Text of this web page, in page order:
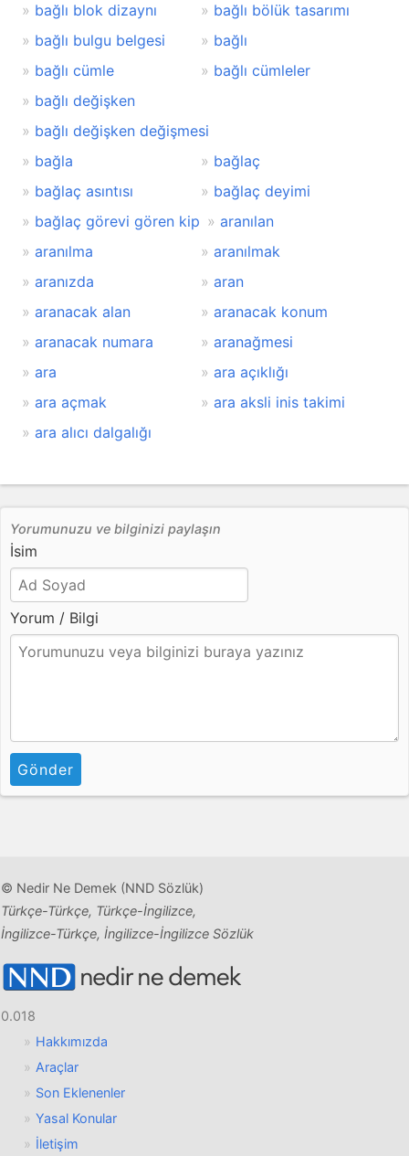
bağlı blok dizaynı
bağlı bölük tasarımı
bağlı bulgu belgesi
bağlı
bağlı cümle
bağlı cümleler
bağlı değişken
bağlı değişken değişmesi
bağla
bağlaç
bağlaç asıntısı
bağlaç deyimi
bağlaç görevi gören kip
aranılan
aranılma
aranılmak
aranızda
aran
aranacak alan
aranacak konum
aranacak numara
aranağmesi
ara
ara açıklığı
ara açmak
ara aksli inis takimi
ara alıcı dalgalığı
Yorumunuzu ve bilginizi paylaşın
İsim
Yorum / Bilgi
Gönder
© Nedir Ne Demek (NND Sözlük)
Türkçe-Türkçe, Türkçe-İngilizce,
İngilizce-Türkçe, İngilizce-İngilizce Sözlük
0.018
Hakkımızda
Araçlar
Son Eklenenler
Yasal Konular
İletişim